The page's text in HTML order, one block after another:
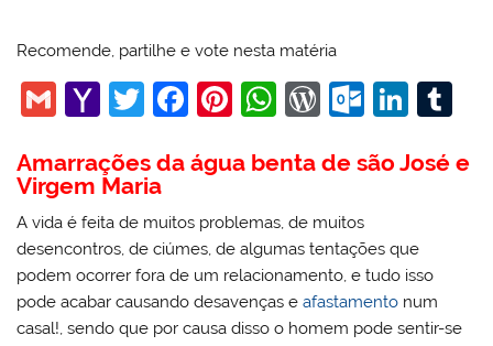
Recomende, partilhe e vote nesta matéria
G
ai
l
Y
h
o
o
M
ai
T
itt
er
F
c
b
o
o
Pi
er
st
W
at
A
p
p
W
d
e
ss
O
lo
k.
c
o
Li
k
dI
n
m
Amarrações da água benta de são José e
Virgem Maria
A vida é feita de muitos problemas, de muitos
desencontros, de ciúmes, de algumas tentações que
podem ocorrer fora de um relacionamento, e tudo isso
pode acabar causando desavenças eafastamento num
casal!, sendo que por causa disso o homem pode sentir-se